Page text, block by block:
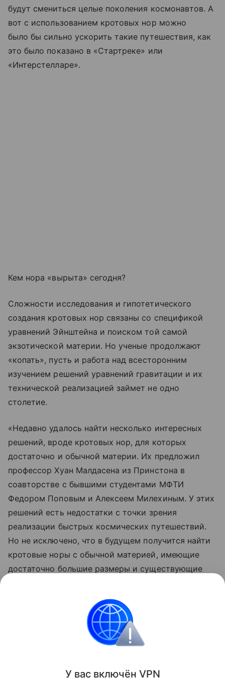
будут смениться целые поколения космонавтов. А
вот с использованием кротовых нор можно
было бы сильно ускорить такие путешествия, как
это было показано в «Стартреке» или
«Интерстелларе».
Кем нора «вырыта» сегодня?
Сложности исследования и гипотетического
создания кротовых нор связаны со спецификой
уравнений Эйнштейна и поиском той самой
экзотической материи. Но ученые продолжают
«копать», пусть и работа над всесторонним
изучением решений уравнений гравитации и их
технической реализацией займет не одно
столетие.
«Недавно удалось найти несколько интересных
решений, вроде кротовых нор, для которых
достаточно и обычной материи. Их предложил
профессор Хуан Малдасена из Принстона в
соавторстве с бывшими студентами МФТИ
Федором Поповым и Алексеем Милехиным. У этих
решений есть недостатки с точки зрения
реализации быстрых космических путешествий.
Но не исключено, что в будущем получится найти
кротовые норы с обычной материей, имеющие
достаточно большие размеры и существующие
преодолеть технологические сложности —
создать такую нору на практике, чтобы в нее смог
пролететь космический корабль», — добавил
Поделиться
У вас включён VPN